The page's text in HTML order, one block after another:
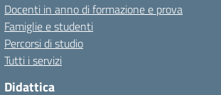
Docenti in anno di formazione e prova
Famiglie e studenti
Percorsi di studio
Tutti i servizi
Didattica